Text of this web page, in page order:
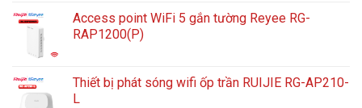
Access point WiFi 5 gắn tường Reyee RG-
RAP1200(P)
Thiết bị phát sóng wifi ốp trần RUIJIE RG-AP210-
L